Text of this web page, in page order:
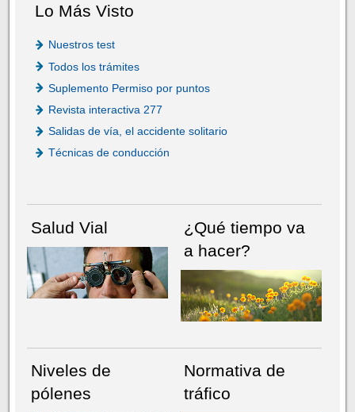
Lo Más Visto
Nuestros test
Todos los trámites
Suplemento Permiso por puntos
Revista interactiva 277
Salidas de vía, el accidente solitario
Técnicas de conducción
Salud Vial
¿Qué tiempo va
a hacer?
Niveles de
pólenes
Normativa de
tráfico